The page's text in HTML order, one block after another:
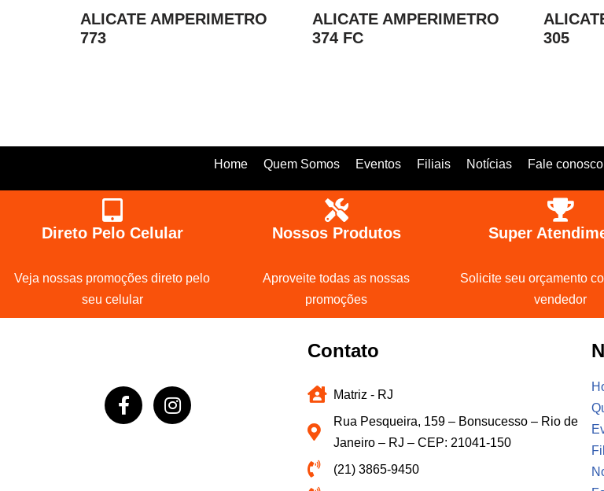
ALICATE AMPERIMETRO
773
ALICATE AMPERIMETRO
374 FC
305
Home Quem Somos Eventos Filiais Notícias Fale conosco
Direto Pelo Celular
Veja nossas promoções direto pelo
seu celular
Nossos Produtos
Aproveite todas as nossas
promoções
Super
Solicite seu orçamento
vendedor
Contato
Matriz - RJ
Rua Pesqueira, 159 – Bonsucesso – Rio de
Janeiro – RJ – CEP: 21041-150
(21) 3865-9450